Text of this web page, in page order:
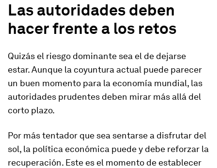
Las autoridades deben
hacer frente a los retos
Quizás el riesgo dominante sea el de dejarse
estar. Aunque la coyuntura actual puede parecer
un buen momento para la economía mundial, las
autoridades prudentes deben mirar más allá del
corto plazo.
Por más tentador que sea sentarse a disfrutar del
sol, la política económica puede y debe reforzar la
recuperación. Este es el momento de establecer